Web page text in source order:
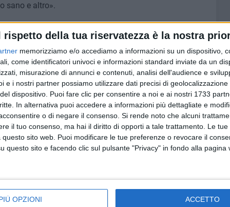
rispetto della tua riservatezza è la nostra
memorizziamo e/o accediamo a informazioni su un dispositivo,
come identificatori univoci e informazioni standard inviate da un
misurazione di annunci e contenuti, analisi dell'audience e
e i nostri partner possiamo utilizzare dati precisi di
dispositivo. Puoi fare clic per consentire a noi e ai nostri 1733
In alternativa puoi accedere a informazioni più dettagliate e
o di negare il consenso. Si rende noto che alcuni
il tuo consenso, ma hai il diritto di opporti a tale trattamento. Le
sito web. Puoi modificare le tue preferenze o revocare il
questo sito e facendo clic sul pulsante "Privacy" in fondo alla pagina
OPZIONI ACCETTO
sano e altro».
maggior stimolo per dare sempre il massimo, per
fuori dal momento difficile che stiamo attraversando e
ai
8 AGOSTO 2026
Mercato in uscita, anche
Dickmann lascia Bari